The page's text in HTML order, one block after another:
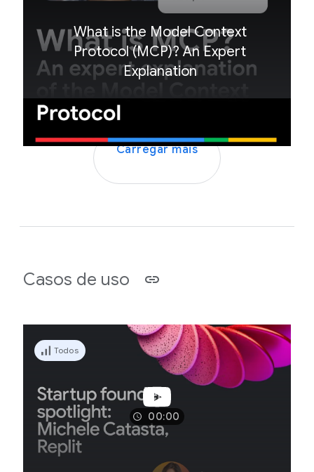
What is the Model Context
Protocol (MCP)? An Expert
Explanation
Carregar mais
Casos de uso
Todos
00:00